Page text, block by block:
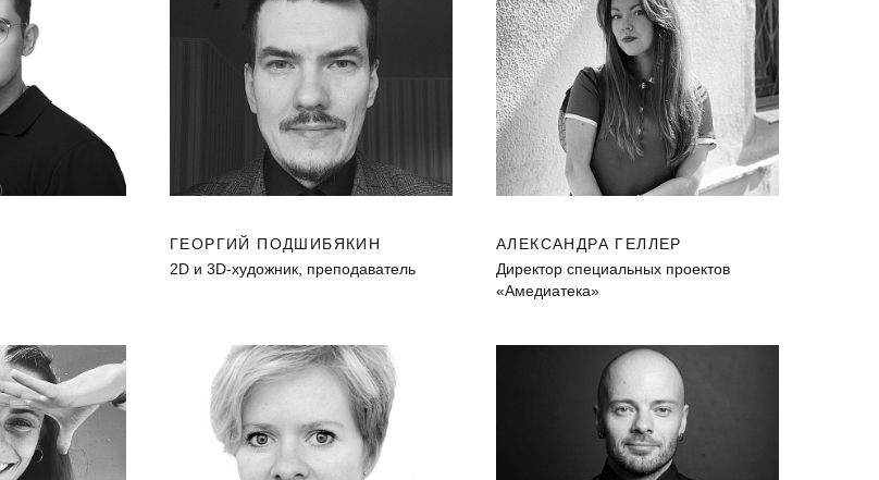
ГЕОРГИЙ ПОДШИБЯКИН
2D и 3D-художник, преподаватель
АЛЕКСАНДРА ГЕЛЛЕР
Директор специальных проектов
«Амедиатека»